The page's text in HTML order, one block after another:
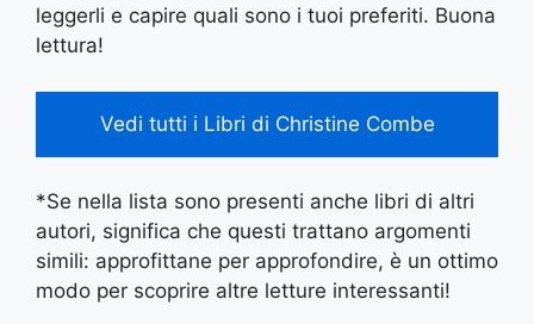
leggerli e capire quali sono i tuoi preferiti. Buona
lettura!
Vedi tutti i Libri di Christine Combe
*Se nella lista sono presenti anche libri di altri
autori, significa che questi trattano argomenti
simili: approfittane per approfondire, è un ottimo
modo per scoprire altre letture interessanti!